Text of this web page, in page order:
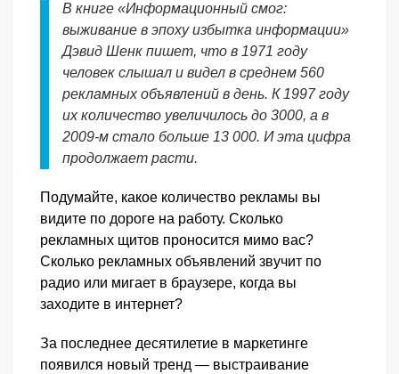
В книге «Информационный смог:
выживание в эпоху избытка информации»
Дэвид Шенк пишет, что в 1971 году
человек слышал и видел в среднем 560
рекламных объявлений в день. К 1997 году
их количество увеличилось до 3000, а в
2009-м стало больше 13 000. И эта цифра
продолжает расти.
Подумайте, какое количество рекламы вы
видите по дороге на работу. Сколько
рекламных щитов проносится мимо вас?
Сколько рекламных объявлений звучит по
радио или мигает в браузере, когда вы
заходите в интернет?
За последнее десятилетие в маркетинге
появился новый тренд — выстраивание